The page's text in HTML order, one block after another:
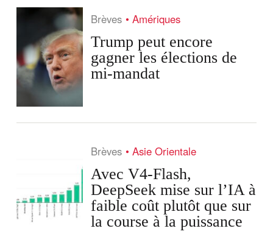
Brèves Amériques
Trump peut encore
gagner les élections de
mi-mandat
Brèves Asie Orientale
Avec V4-Flash,
DeepSeek mise sur l’IA à
faible coût plutôt que sur
la course à la puissance